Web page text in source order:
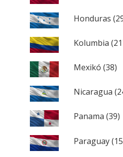
Honduras
Kolumbia
Mexikó (38)
Nicaragua
Panama (39)
Paraguay